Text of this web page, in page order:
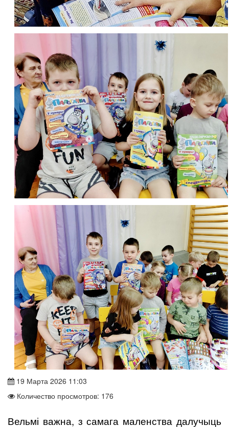
19 Марта 2026 11:03
Количество просмотров: 176
Вельмі важна, з самага маленства далучыць